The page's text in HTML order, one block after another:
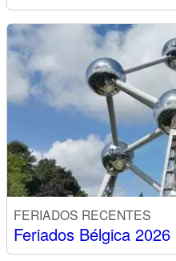
FERIADOS RECENTES
Feriados Bélgica 2026